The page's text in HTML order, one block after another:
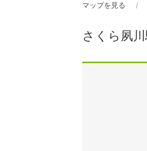
マップを見る
さくら夙